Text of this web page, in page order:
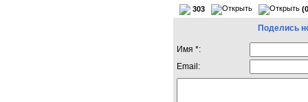
303
Поделись
Имя *:
Email: